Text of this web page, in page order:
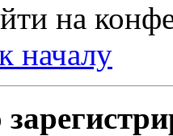
на
началу